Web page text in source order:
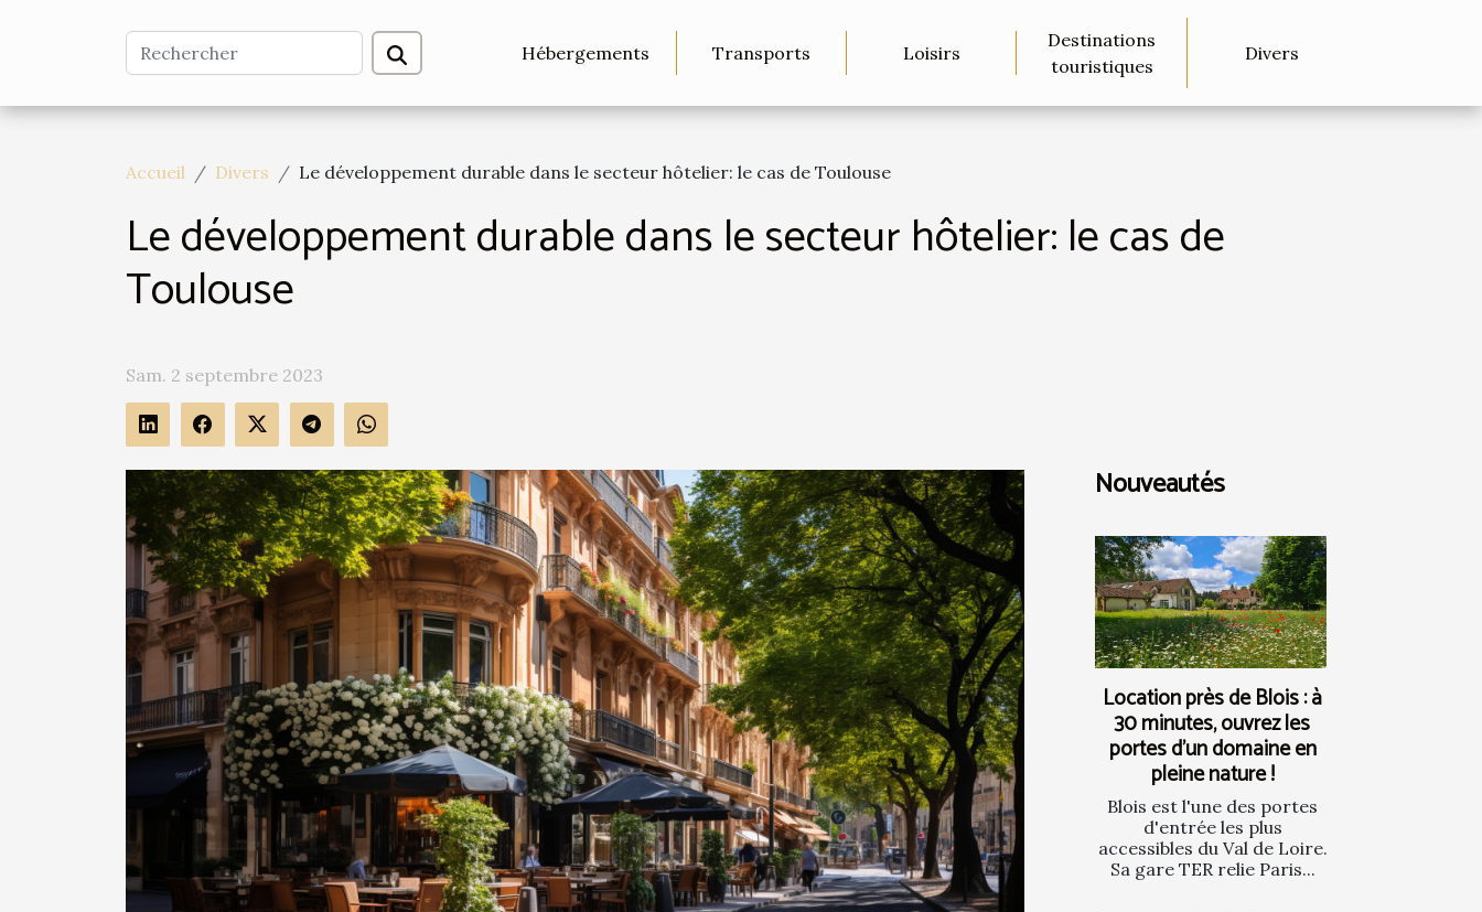
Hébergements Transports Loisirs
Destinations
touristiques
Divers
Accueil Divers Le développement durable dans le secteur hôtelier: le cas de Toulouse
Le développement durable dans le secteur hôtelier: le cas de
Toulouse
Sam. 2 septembre 2023
Nouveautés
Location près de Blois : à
30 minutes, ouvrez les
portes d’un domaine en
pleine nature !
Blois est l'une des portes
d'entrée les plus
accessibles du Val de Loire.
Sa gare TER relie Paris...